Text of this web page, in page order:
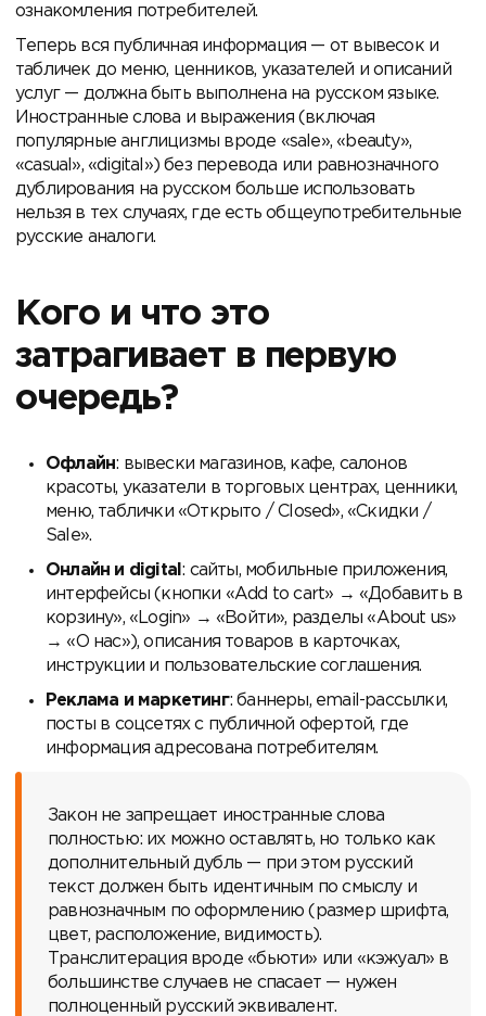
ознакомления потребителей.
Теперь вся публичная информация — от вывесок и
табличек до меню, ценников, указателей и описаний
услуг — должна быть выполнена на русском языке.
Иностранные слова и выражения (включая
популярные англицизмы вроде «sale», «beauty»,
«casual», «digital») без перевода или равнозначного
дублирования на русском больше использовать
нельзя в тех случаях, где есть общеупотребительные
русские аналоги.
Кого и что это
затрагивает в первую
очередь?
Офлайн: вывески магазинов, кафе, салонов
красоты, указатели в торговых центрах, ценники,
меню, таблички «Открыто / Closed», «Скидки /
Sale».
Онлайн и digital : сайты, мобильные приложения,
интерфейсы (кнопки «Add to cart» → «Добавить в
корзину», «Login» → «Войти», разделы «About us»
→ «О нас»), описания товаров в карточках,
инструкции и пользовательские соглашения.
Реклама и маркетинг: баннеры, email-рассылки,
посты в соцсетях с публичной офертой, где
информация адресована потребителям.
Закон не запрещает иностранные слова
полностью: их можно оставлять, но только как
дополнительный дубль — при этом русский
текст должен быть идентичным по смыслу и
равнозначным по оформлению (размер шрифта,
цвет, расположение, видимость).
Транслитерация вроде «бьюти» или «кэжуал» в
большинстве случаев не спасает — нужен
полноценный русский эквивалент.